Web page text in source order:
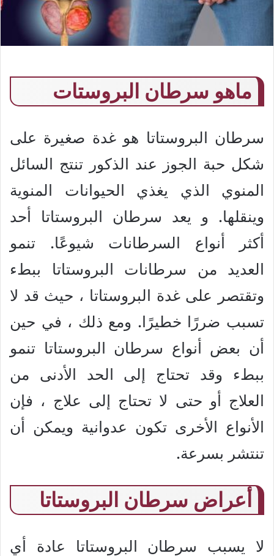
ماهو سرطان البروستات
سرطان البروستاتا هو غدة صغيرة على
شكل حبة الجوز عند الذكور تنتج السائل
المنوي الذي يغذي الحيوانات المنوية
وينقلها. و يعد سرطان البروستاتا أحد
أكثر أنواع السرطانات شيوعًا. تنمو
العديد من سرطانات البروستاتا ببطء
وتقتصر على غدة البروستاتا ، حيث قد لا
تسبب ضررًا خطيرًا. ومع ذلك ، في حين
أن بعض أنواع سرطان البروستاتا تنمو
ببطء وقد تحتاج إلى الحد الأدنى من
العلاج أو حتى لا تحتاج إلى علاج ، فإن
الأنواع الأخرى تكون عدوانية ويمكن أن
تنتشر بسرعة.
أعراض سرطان البروستاتا
لا يسبب سرطان البروستاتا عادة أي